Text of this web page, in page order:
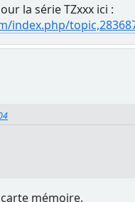
la série TZxxx ici :
index.php/
mémoire.